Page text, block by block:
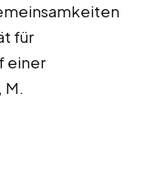
für
einer